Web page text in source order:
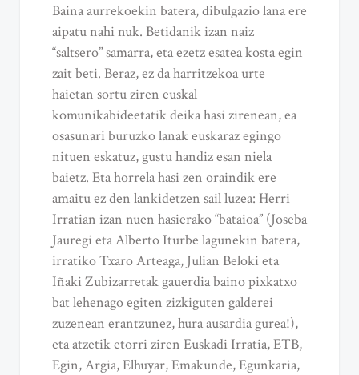
Baina aurrekoekin batera, dibulgazio lana ere
aipatu nahi nuk. Betidanik izan naiz
“saltsero” samarra, eta ezetz esatea kosta egin
zait beti. Beraz, ez da harritzekoa urte
haietan sortu ziren euskal
komunikabideetatik deika hasi zirenean, ea
osasunari buruzko lanak euskaraz egingo
nituen eskatuz, gustu handiz esan niela
baietz. Eta horrela hasi zen oraindik ere
amaitu ez den lankidetzen sail luzea: Herri
Irratian izan nuen hasierako “bataioa” (Joseba
Jauregi eta Alberto Iturbe lagunekin batera,
irratiko Txaro Arteaga, Julian Beloki eta
Iñaki Zubizarretak gauerdia baino pixkatxo
bat lehenago egiten zizkiguten galderei
zuzenean erantzunez, hura ausardia gurea!),
eta atzetik etorri ziren Euskadi Irratia, ETB,
Egin, Argia, Elhuyar, Emakunde, Egunkaria,